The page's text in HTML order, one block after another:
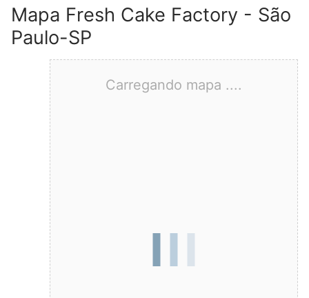
Mapa Fresh Cake Factory - São
Paulo-SP
Carregando mapa ....